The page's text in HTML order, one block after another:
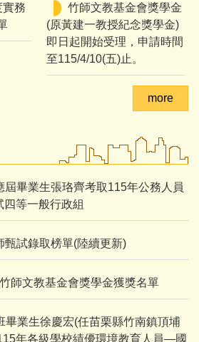
務
竹師文教基金會獎學金
(原黃建一教授紀念獎學金)
即日起開始受理，申請時間
至115/4/10(五)止。
more
屆畢業生張珞齊考取115年公務人員
等一般行政組
甄試錄取榜單(陸續更新)
師文教基金會獎學金獲獎名單
畢業生徐慶宏(任苗栗縣⽵南鎮頂埔
年各級學校績優環境教育人員—國
位論文口試」場次
所辦理「重塑教育文化：以對話